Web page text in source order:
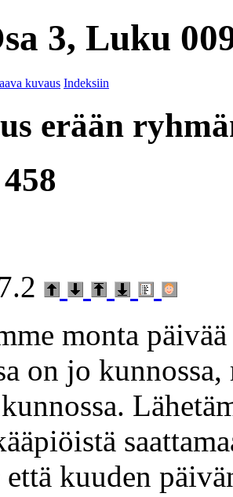
3, Luku
kuvaus Indeksiin
erään
monta
on jo
kuuden